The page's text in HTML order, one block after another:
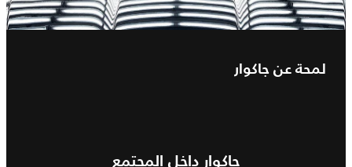
لمحة عن جاكوار
جاكوار داخل المجتمع